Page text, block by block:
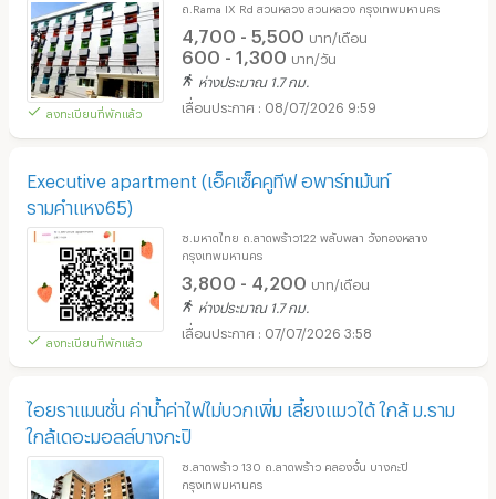
ลงทะเบียนที่พักแล้ว
ถ.Rama IX Rd สวนหลวง สวนหลวง กรุงเทพมหานคร
4,700 - 5,500 บาท/เดือน
600 - 1,300 บาท/วัน
ห่างประมาณ 1.7 กม.
08/07/2026 9:59
Executive apartment (เอ็คเซ็คคูทีฟ อพาร์ทเม้นท์
รามคำแหง65)
ลงทะเบียนที่พักแล้ว
ซ.มหาดไทย ถ.ลาดพร้าว122 พลับพลา วังทองหลาง
กรุงเทพมหานคร
3,800 - 4,200 บาท/เดือน
ห่างประมาณ 1.7 กม.
07/07/2026 3:58
ไอยราแมนชั่น ค่าน้ำค่าไฟไม่บวกเพิ่ม เลี้ยงแมวได้ ใกล้ ม.ราม
ใกล้เดอะมอลล์บางกะปิ
ซ.ลาดพร้าว 130 ถ.ลาดพร้าว คลองจั่น บางกะปิ
กรุงเทพมหานคร